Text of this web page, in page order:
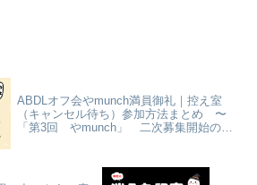
ABDLオフ会やmunch満員御礼｜控え室
（キャンセル待ち）参加方法まとめ 〜
「第3回 やmunch」 二次募集開始のご